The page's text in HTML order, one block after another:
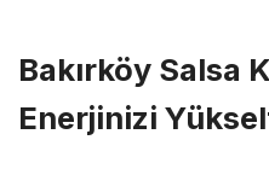
Bakırköy Salsa
Enerjinizi